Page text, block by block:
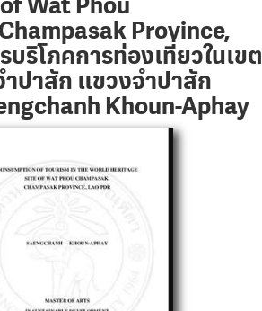
Province,
บริโภคการท่องเที่ยวในเขต
ปาสัก แขวงจำปาสัก
Khoun-Aphay